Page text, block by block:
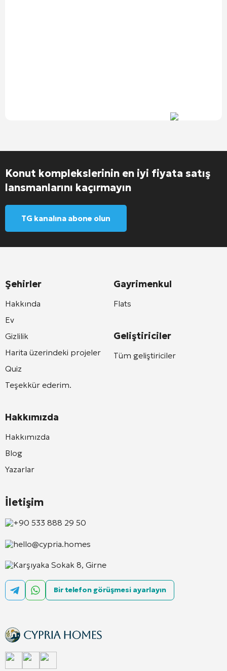
Konut komplekslerinin en iyi fiyata satış
lansmanlarını kaçırmayın
TG kanalına abone olun
Şehirler
Hakkında
Ev
Gizlilik
Harita üzerindeki projeler
Quiz
Teşekkür ederim.
Hakkımızda
Hakkımızda
Blog
Yazarlar
Gayrimenkul
Flats
Geliştiriciler
Tüm geliştiriciler
İletişim
+90 533 888 29 50
hello@cypria.homes
Karşıyaka Sokak 8, Girne
Bir telefon görüşmesi ayarlayın